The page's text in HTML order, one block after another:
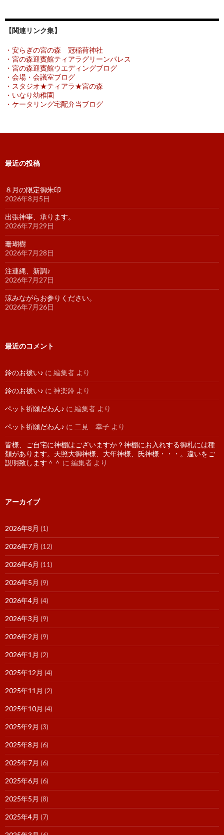
【関連リンク集】
・安らぎの宮の森 冠稲荷神社
・宮の森迎賓館ティアラグリーンパレス
・宮の森迎賓館ウエディングブログ
・会場・会議室ブログ
・スタジオ★ティアラ★宮の森
・いなり幼稚園
・ケータリング宅配弁当ブログ
最近の投稿
８月の限定御朱印
2026年8月5日
出張神事、承ります。
2026年7月29日
珊瑚樹
2026年7月28日
注連縄、新調♪
2026年7月27日
涼みながらお参りください。
2026年7月26日
最近のコメント
鈴のお祓い♪ に 編集者 より
鈴のお祓い♪ に 神楽鈴 より
ペット祈願だわん♪ に 編集者 より
ペット祈願だわん♪ に 二見 幸子 より
皆様、ご自宅に神棚はございますか？神棚にお入れする御札には種
類があります。天照大御神様、大年神様、氏神様・・・。違いをご
説明致します＾＾ に 編集者 より
アーカイブ
2026年8月 (1)
2026年7月 (12)
2026年6月 (11)
2026年5月 (9)
2026年4月 (4)
2026年3月 (9)
2026年2月 (9)
2026年1月 (2)
2025年12月 (4)
2025年11月 (2)
2025年10月 (4)
2025年9月 (3)
2025年8月 (6)
2025年7月 (6)
2025年6月 (6)
2025年5月 (8)
2025年4月 (7)